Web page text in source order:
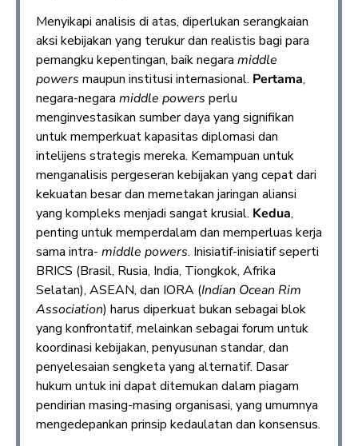
Menyikapi analisis di atas, diperlukan serangkaian
aksi kebijakan yang terukur dan realistis bagi para
pemangku kepentingan, baik negara middle
powers maupun institusi internasional. Pertama,
negara-negara middle powers perlu
menginvestasikan sumber daya yang signifikan
untuk memperkuat kapasitas diplomasi dan
intelijens strategis mereka. Kemampuan untuk
menganalisis pergeseran kebijakan yang cepat dari
kekuatan besar dan memetakan jaringan aliansi
yang kompleks menjadi sangat krusial. Kedua,
penting untuk memperdalam dan memperluas kerja
sama intra- middle powers. Inisiatif-inisiatif seperti
BRICS (Brasil, Rusia, India, Tiongkok, Afrika
Selatan), ASEAN, dan IORA (Indian Ocean Rim
Association) harus diperkuat bukan sebagai blok
yang konfrontatif, melainkan sebagai forum untuk
koordinasi kebijakan, penyusunan standar, dan
penyelesaian sengketa yang alternatif. Dasar
hukum untuk ini dapat ditemukan dalam piagam
pendirian masing-masing organisasi, yang umumnya
mengedepankan prinsip kedaulatan dan konsensus.